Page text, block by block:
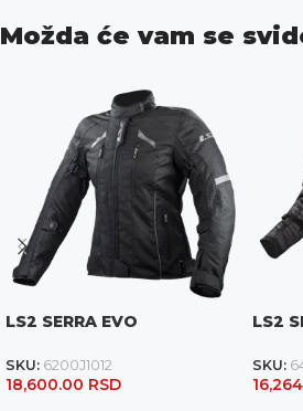
Možda će vam se
LS2 SERRA EVO
SKU: 6200J1012
18,600.00 RSD
LS2
SKU: